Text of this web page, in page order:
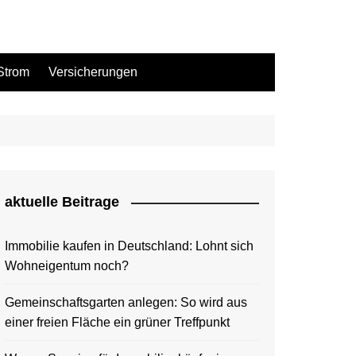
Versicherungen
aktuelle Beitrage
Immobilie kaufen in Deutschland: Lohnt sich
Wohneigentum noch?
Gemeinschaftsgarten anlegen: So wird aus
einer freien Fläche ein grüner Treffpunkt